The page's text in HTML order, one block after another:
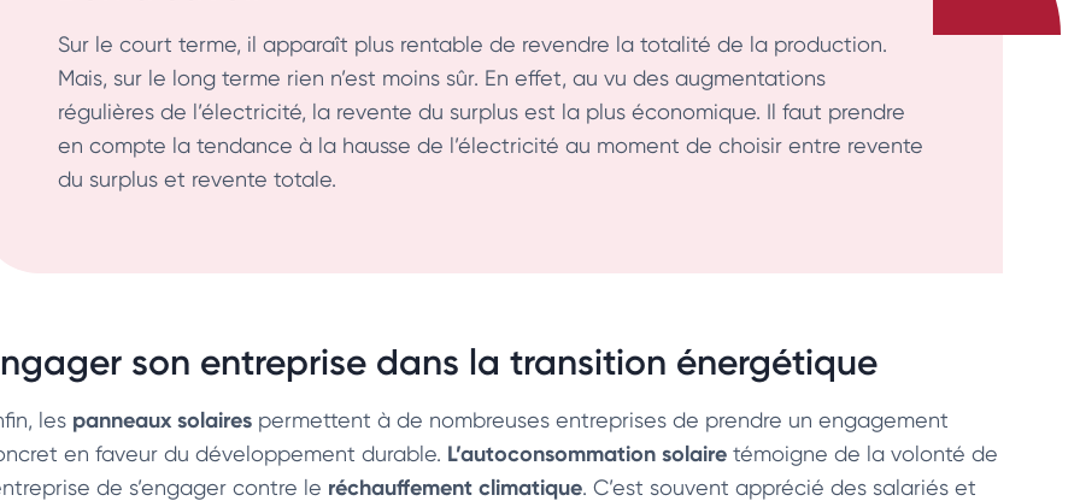
Sur le court terme, il apparaît plus rentable de revendre la totalité de la production.
Mais, sur le long terme rien n’est moins sûr. En effet, au vu des augmentations
régulières de l’électricité, la revente du surplus est la plus économique. Il faut prendre
en compte la tendance à la hausse de l’électricité au moment de choisir entre revente
du surplus et revente totale.
son entreprise dans la transition énergétique
les panneaux solaires permettent à de nombreuses entreprises de prendre un engagement
en faveur du développement durable. L’autoconsommation solaire témoigne de la volonté de
de s’engager contre le réchauffement climatique. C’est souvent apprécié des salariés et